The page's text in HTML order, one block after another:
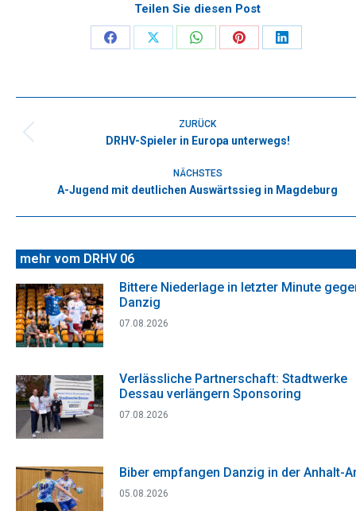
Teilen Sie diesen Post
Share
Facebook
Share
X
Share
WhatsApp
Share
Pinterest
Share
LinkedIn
ZURÜCK
Vorheriger
DRHV-Spieler in Europa unterwegs!
NÄCHSTES
Nächster
A-Jugend mit deutlichen Auswärtssieg in Magdeburg
mehr vom DRHV 06
Bittere Niederlage in letzter Minute
Danzig
07.08.2026
Verlässliche Partnerschaft: Stadtwerke
Dessau verlängern Sponsoring
07.08.2026
Biber empfangen Danzig in der Anhalt-
05.08.2026